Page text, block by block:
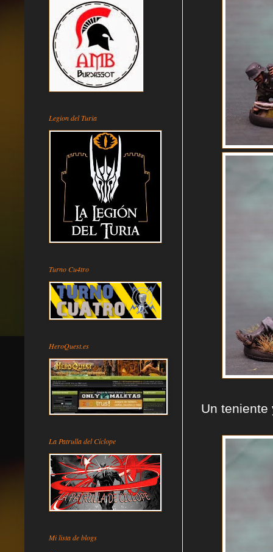
Un
Legion del Turia
Turno Cu4tro
HeroQuest.es
La Patrulla del Cíclope
Mi lista de blogs